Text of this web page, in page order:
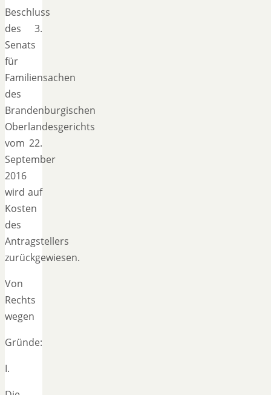
Beschluss
des 3.
Senats
für
Familiensachen
des
Brandenburgischen
Oberlandesgerichts
vom 22.
September
2016
wird auf
Kosten
des
Antragstellers
zurückgewiesen.
Von
Rechts
wegen
Gründe:
I.